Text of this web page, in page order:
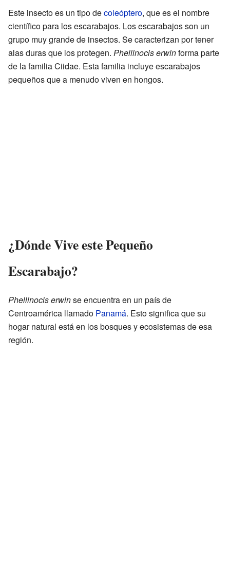
Este insecto es un tipo decoleóptero, que es el nombre
científico para los escarabajos. Los escarabajos son un
grupo muy grande de insectos. Se caracterizan por tener
alas duras que los protegen. Phellinocis erwinforma parte
de la familia Ciidae. Esta familia incluye escarabajos
pequeños que a menudo viven en hongos.
¿Dónde Vive este Pequeño
Escarabajo?
Phellinocis erwinse encuentra en un país de
Centroamérica llamado Panamá. Esto significa que su
hogar natural está en los bosques y ecosistemas de esa
región.